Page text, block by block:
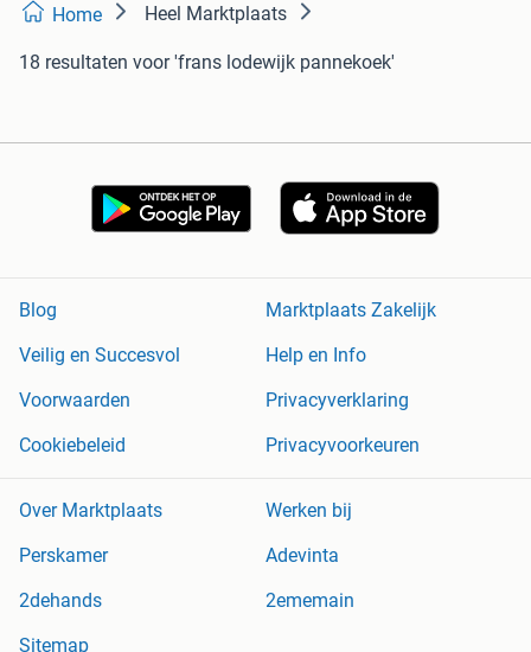
Home Heel Marktplaats
18 resultaten voor 'frans lodewijk pannekoek'
Blog
Marktplaats Zakelijk
Veilig en Succesvol
Help en Info
Voorwaarden
Privacyverklaring
Cookiebeleid
Privacyvoorkeuren
Over Marktplaats
Werken bij
Perskamer
Adevinta
2dehands
2ememain
Sitemap